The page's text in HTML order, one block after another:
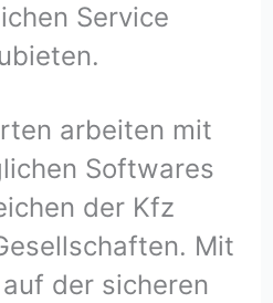
Service
arbeiten mit
Softwares
der Kfz
Mit
der sicheren